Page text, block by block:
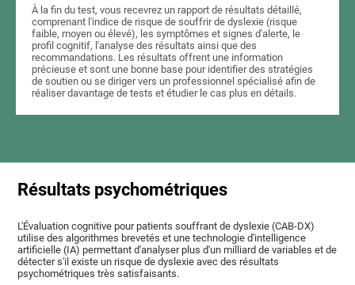
À la fin du test, vous recevrez un rapport de résultats détaillé,
comprenant l'indice de risque de souffrir de dyslexie (risque
faible, moyen ou élevé), les symptômes et signes d'alerte, le
profil cognitif, l'analyse des résultats ainsi que des
recommandations. Les résultats offrent une information
précieuse et sont une bonne base pour identifier des stratégies
de soutien ou se diriger vers un professionnel spécialisé afin de
réaliser davantage de tests et étudier le cas plus en détails.
Résultats psychométriques
L'Évaluation cognitive pour patients souffrant de dyslexie (CAB-DX)
utilise des algorithmes brevetés et une technologie d'intelligence
artificielle (IA) permettant d'analyser plus d'un milliard de variables et de
détecter s'il existe un risque de dyslexie avec des résultats
psychométriques très satisfaisants.